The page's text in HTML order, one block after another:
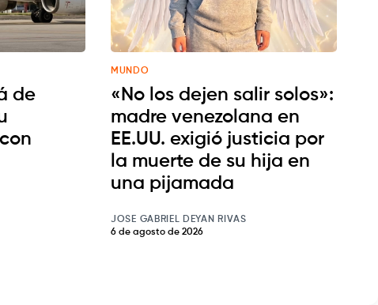
de
MUNDO
«No los dejen salir solos»:
madre venezolana en
EE.UU. exigió justicia por
la muerte de su hija en
una pijamada
JOSE GABRIEL DEYAN RIVAS
6 de agosto de 2026